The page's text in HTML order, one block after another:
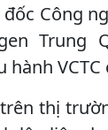
Công
Trung
hành VCTC
thị